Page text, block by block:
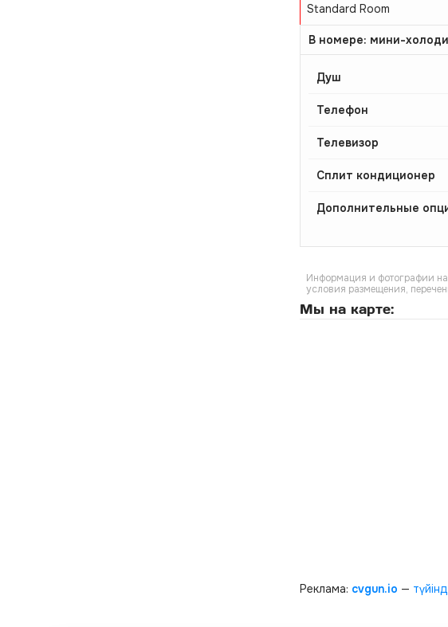
Standard Room
В номере: мини-
Душ
Телефон
Телевизор
Сплит кондиционер
Дополнительные
Информация и фотографии на
условия размещения,
Мы на карте:
Реклама: cvgun.io —